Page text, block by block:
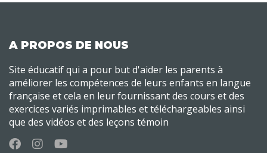
A PROPOS DE NOUS
Site éducatif qui a pour but d'aider les parents à
améliorer les compétences de leurs enfants en langue
française et cela en leur fournissant des cours et des
exercices variés imprimables et téléchargeables ainsi
que des vidéos et des leçons témoin